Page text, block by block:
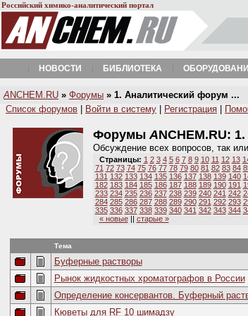
Российский химико-аналитический портал
НОВОСТИ БИБЛИОТЕКА
A NCHEM.RU » Форумы » 1. Аналитический форум ...
Список форумов
Войти в систему Регистрация
ФорумыANCHEM.RU:
Обсуждение всех вопросов, так
Страницы: 1 2 3 4 5 6 7 8 9 10 11 12 13
71 72 73 74 75 76 77 78 79 80 81 82 83 84
131 132 133 134 135 136 137 138 139 140
182 183 184 185 186 187 188 189 190 191
233 234 235 236 237 238 239 240 241 242
284 285 286 287 288 289 290 291 292 293
335 336 337 338 339 340 341 342 343 344
« новые|| старые »
Тема
Буферные растворы
Рынок жидкостных хроматографов в России
Определение консервантов. Буферный
Кюветы для RF 10 шимадзу